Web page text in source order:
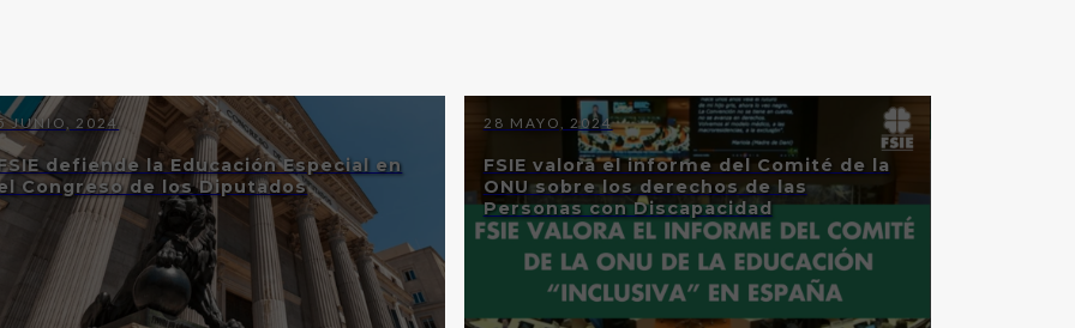
JUNIO, 2024
defiende la Educación Especial en
Congreso de los Diputados
28 MAYO, 2024
FSIE valora el informe del Comité de la
ONU sobre los derechos de las
Personas con Discapacidad